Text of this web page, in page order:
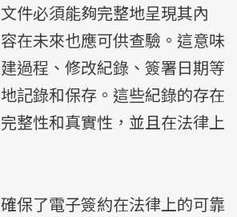
件必須能夠完整地呈現其內
在未來也應可供查驗。這意味
過程、修改紀錄、簽署日期等
記錄和保存。這些紀錄的存在
整性和真實性，並且在法律上
保了電子簽約在法律上的可靠